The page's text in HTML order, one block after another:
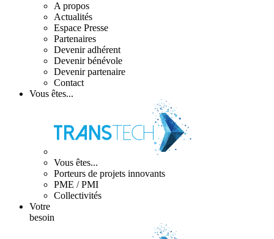
A propos
Actualités
Espace Presse
Partenaires
Devenir adhérent
Devenir bénévole
Devenir partenaire
Contact
Vous êtes...
Vous êtes...
Porteurs de projets innovants
PME / PMI
Collectivités
Votre
besoin